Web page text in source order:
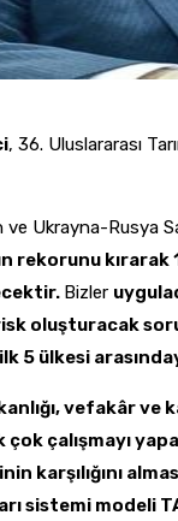
, 36. Uluslararası
Ukrayna-Rusya
rekorunu kırarak
Bizler
oluşturacak
5 ülkesi
vefakâr ve
çalışmayı
karşılığını
sistemi modeli